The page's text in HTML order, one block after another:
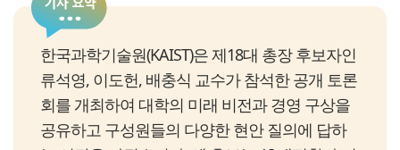
한국과학기술원(KAIST)은 제18대 총장 후보자인
류석영, 이도헌, 배충식 교수가 참석한 공개 토론
회를 개최하여 대학의 미래 비전과 경영 구상을
공유하고 구성원들의 다양한 현안 질의에 답하